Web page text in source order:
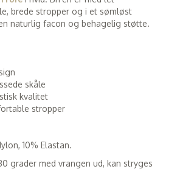
brede stropper og i et sømløst
naturlig facon og behagelig støtte.
skåle
kvalitet
stropper
10% Elastan.
grader med vrangen ud, kan stryges